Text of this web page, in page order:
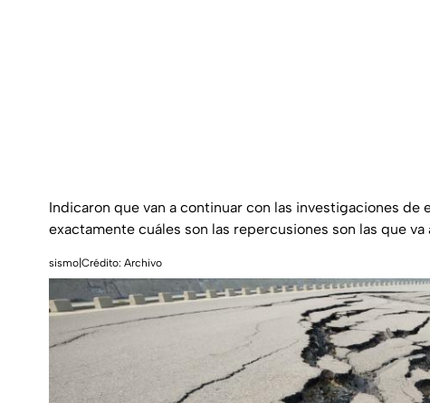
Indicaron que van a continuar con las investigaciones de
exactamente cuáles son las repercusiones son las que va
sismo|Crédito: Archivo